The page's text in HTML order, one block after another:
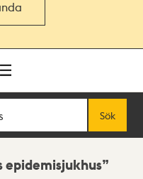
Sök
epidemisjukhus